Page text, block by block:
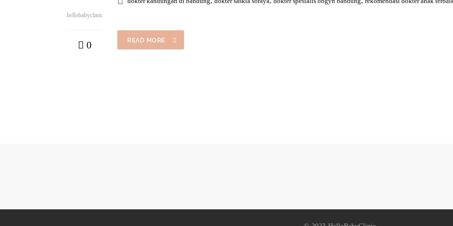
hellobabyclinic
0 READ MORE